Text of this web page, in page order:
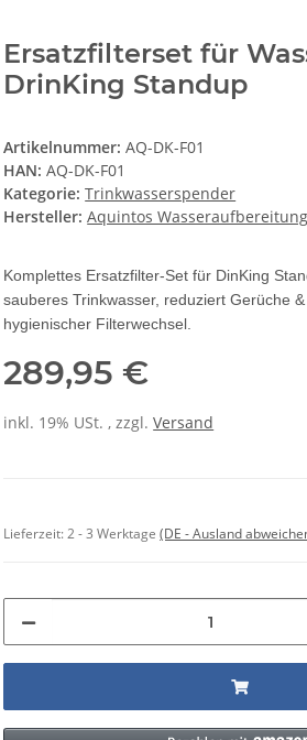
Ersatzfilterset für
DrinKing Standup
Artikelnummer:AQ-DK-F01
HAN: AQ-DK-F01
Kategorie:Trinkwasserspender
Hersteller: Aquintos Wasseraufbereitung
Komplettes Ersatzfilter-Set für DinKing
sauberes Trinkwasser, reduziert Gerüche
hygienischer Filterwechsel.
289,95 €
inkl. 19% USt. , zzgl.Versand
Lieferzeit:2 - 3 Werktage(DE - Ausland